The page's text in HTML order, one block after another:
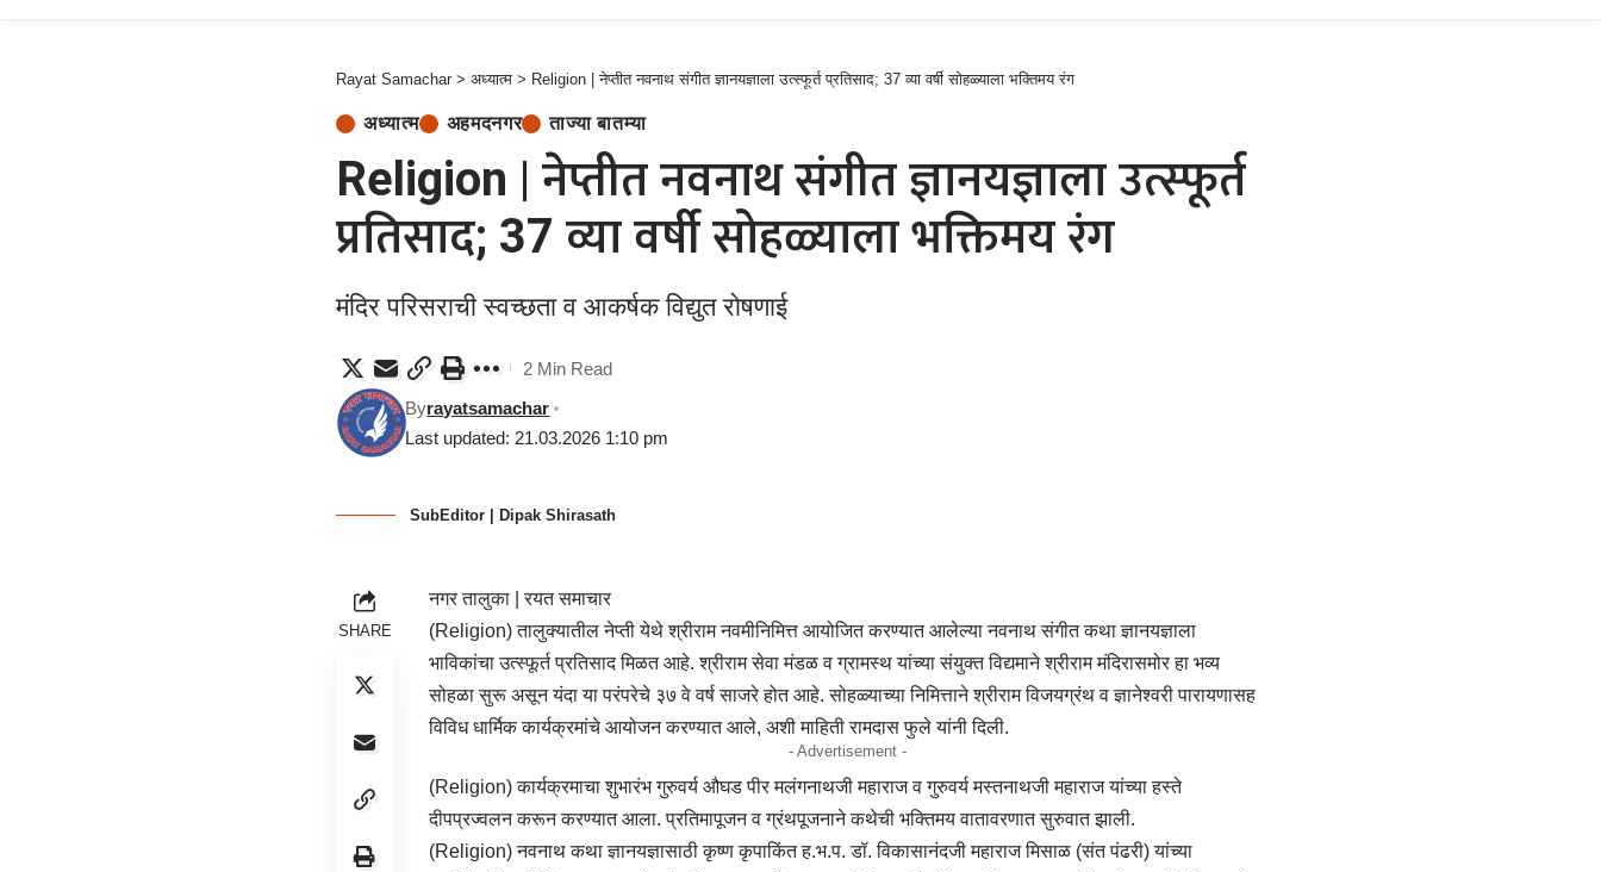
Rayat Samachar > अध्यात्म > Religion | नेप्तीत नवनाथ संगीत ज्ञानयज्ञाला उत्स्फूर्त प्रतिसाद; 37 व्या वर्षी सोहळ्याला भक्तिमय रंग
अध्यात्म अहमदनगर ताज्या बातम्या
Religion | नेप्तीत नवनाथ संगीत ज्ञानयज्ञाला उत्स्फूर्त
प्रतिसाद; 37 व्या वर्षी सोहळ्याला भक्तिमय रंग
मंदिर परिसराची स्वच्छता व आकर्षक विद्युत रोषणाई
Last updated: 21.03.2026 1:10 pm
Byrayatsamachar
2 Min Read
SubEditor | Dipak Shirasath
SHARE
नगर तालुका | रयत समाचार
(Religion) तालुक्यातील नेप्ती येथे श्रीराम नवमीनिमित्त आयोजित करण्यात आलेल्या नवनाथ संगीत कथा ज्ञानयज्ञाला
भाविकांचा उत्स्फूर्त प्रतिसाद मिळत आहे. श्रीराम सेवा मंडळ व ग्रामस्थ यांच्या संयुक्त विद्यमाने श्रीराम मंदिरासमोर हा भव्य
सोहळा सुरू असून यंदा या परंपरेचे ३७ वे वर्ष साजरे होत आहे. सोहळ्याच्या निमित्ताने श्रीराम विजयग्रंथ व ज्ञानेश्वरी पारायणासह
विविध धार्मिक कार्यक्रमांचे आयोजन करण्यात आले, अशी माहिती रामदास फुले यांनी दिली.
- Advertisement -
(Religion) कार्यक्रमाचा शुभारंभ गुरुवर्य औघड पीर मलंगनाथजी महाराज व गुरुवर्य मस्तनाथजी महाराज यांच्या हस्ते
दीपप्रज्वलन करून करण्यात आला. प्रतिमापूजन व ग्रंथपूजनाने कथेची भक्तिमय वातावरणात सुरुवात झाली.
(Religion) नवनाथ कथा ज्ञानयज्ञासाठी कृष्ण कृपाकिंत ह.भ.प. डॉ. विकासानंदजी महाराज मिसाळ (संत पंढरी) यांच्या